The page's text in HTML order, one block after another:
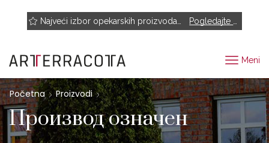
Meni
Početna Proizvodi
Производ oзначен